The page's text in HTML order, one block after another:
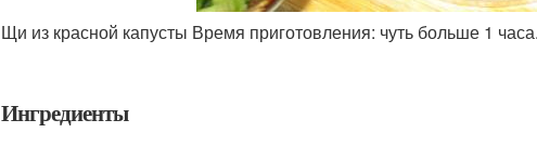
Щи из красной капусты Время приготовления: чуть больше 1
Ингредиенты